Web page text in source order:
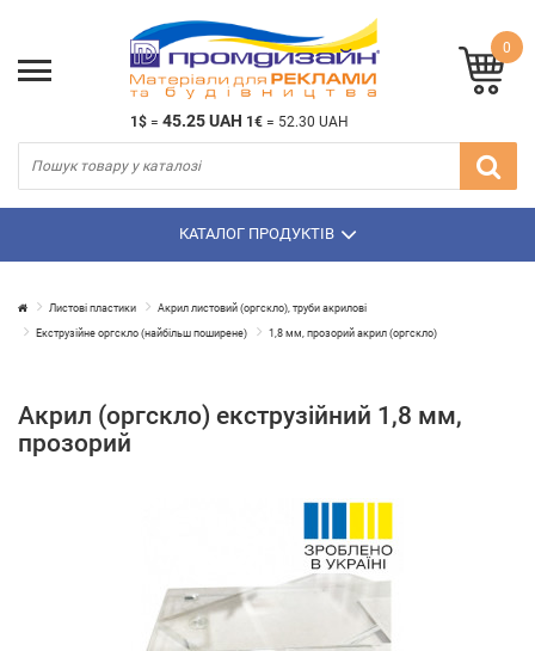
1$ = 45.25 UAH 1€ = 52.30 UAH
0
КАТАЛОГ ПРОДУКТІВ
Листові пластики Акрил листовий (оргскло), труби акрилові
Екструзійне оргскло (найбільш поширене) 1,8 мм, прозорий акрил (оргскло)
Акрил (оргскло) екструзійний 1,8 мм,
прозорий